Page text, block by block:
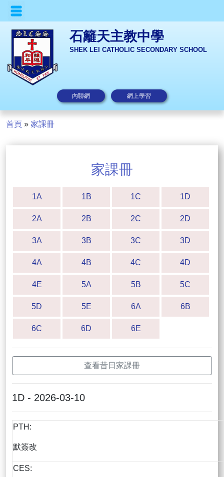
石籬天主教中學
SHEK LEI CATHOLIC SECONDARY SCHOOL
內聯網 網上學習
首頁 » 家課冊
家課冊
1A 1B 1C 1D
2A 2B 2C 2D
3A 3B 3C 3D
4A 4B 4C 4D
4E 5A 5B 5C
5D 5E 6A 6B
6C 6D 6E
查看昔日家課冊
1D - 2026-03-10
PTH:
默簽改
CES: